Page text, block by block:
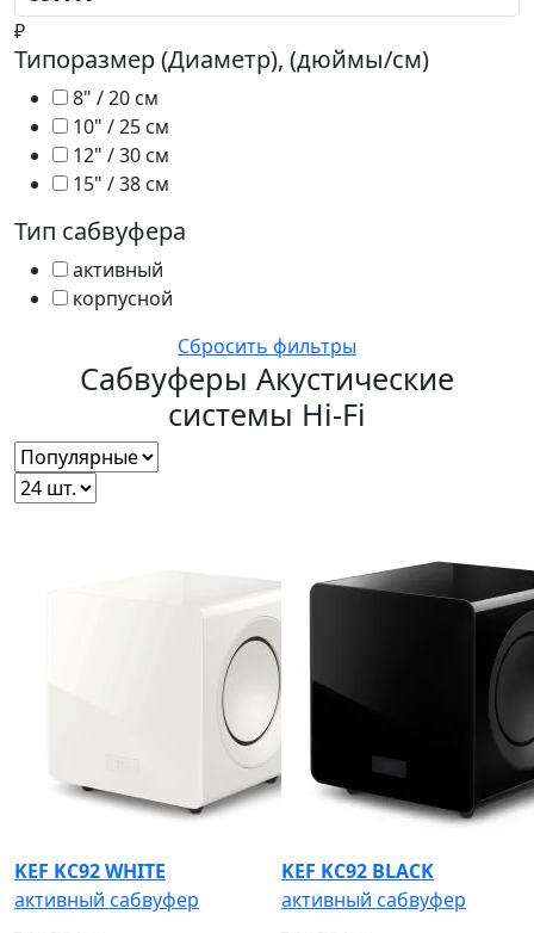
₽
Типоразмер (Диаметр), (дюймы/см)
8" / 20 см
10" / 25 см
12" / 30 см
15" / 38 см
Тип сабвуфера
активный
корпусной
Сбросить фильтры
Сабвуферы Акустические
системы Hi-Fi
KEF KC92 WHITE
активный сабвуфер
KEF KC92 BLACK
активный сабвуфер